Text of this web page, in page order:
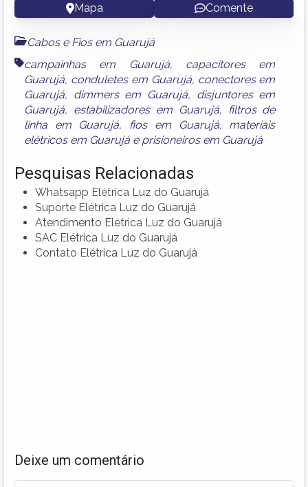
Mapa Comente
Cabos e Fios em Guarujá
campainhas em Guarujá, capacitores em
Guarujá, conduletes em Guarujá, conectores em
Guarujá, dimmers em Guarujá, disjuntores em
Guarujá, estabilizadores em Guarujá,
filtros de
linha em Guarujá, fios em Guarujá, materiais
elétricos em Guarujá e prisioneiros em Guarujá
Pesquisas Relacionadas
Whatsapp Elétrica Luz do Guarujá
Suporte Elétrica Luz do Guarujá
Atendimento Elétrica Luz do Guarujá
SAC Elétrica Luz do Guarujá
Contato Elétrica Luz do Guarujá
Deixe um comentário